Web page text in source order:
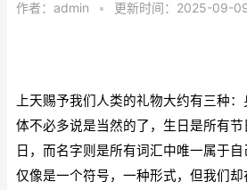
作者： admin • 更新时间：2025-09-
上天赐予我们人类的礼物大约有三种
体不必多说是当然的了，生日是所有
日，而名字则是所有词汇中唯一属于
仅像是一个符号，一种形式，但我们